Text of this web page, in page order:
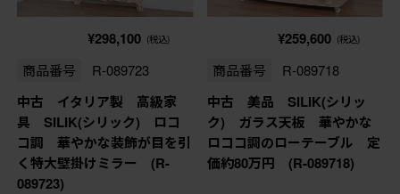
¥298,100 (税込)
商品番号 R-089723
中古 イタリア製 高級家
具 SILIK(シリック) ロコ
コ調 華やかな装飾が目を引
く特大壁掛けミラー (R-
089723)
¥259,600 (税込)
商品番号 R-089718
中古 美品 SILIK(シリッ
ク) ガラス天板 華やかな
ロココ調のローテーブル 定
価約80万円 (R-089718)